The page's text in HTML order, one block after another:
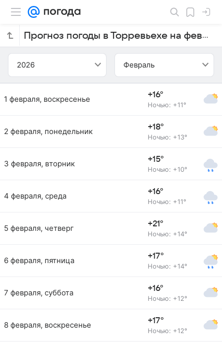
Прогноз погоды в Торревьехе на февраль 2026 года
2026 Февраль
1 февраля, воскресенье +16°
Ночью: +11°
2 февраля, понедельник +18°
Ночью: +13°
3 февраля, вторник +15°
Ночью: +10°
4 февраля, среда +16°
Ночью: +11°
5 февраля, четверг +21°
Ночью: +14°
6 февраля, пятница +17°
Ночью: +14°
7 февраля, суббота +16°
Ночью: +12°
8 февраля, воскресенье +17°
Ночью: +12°